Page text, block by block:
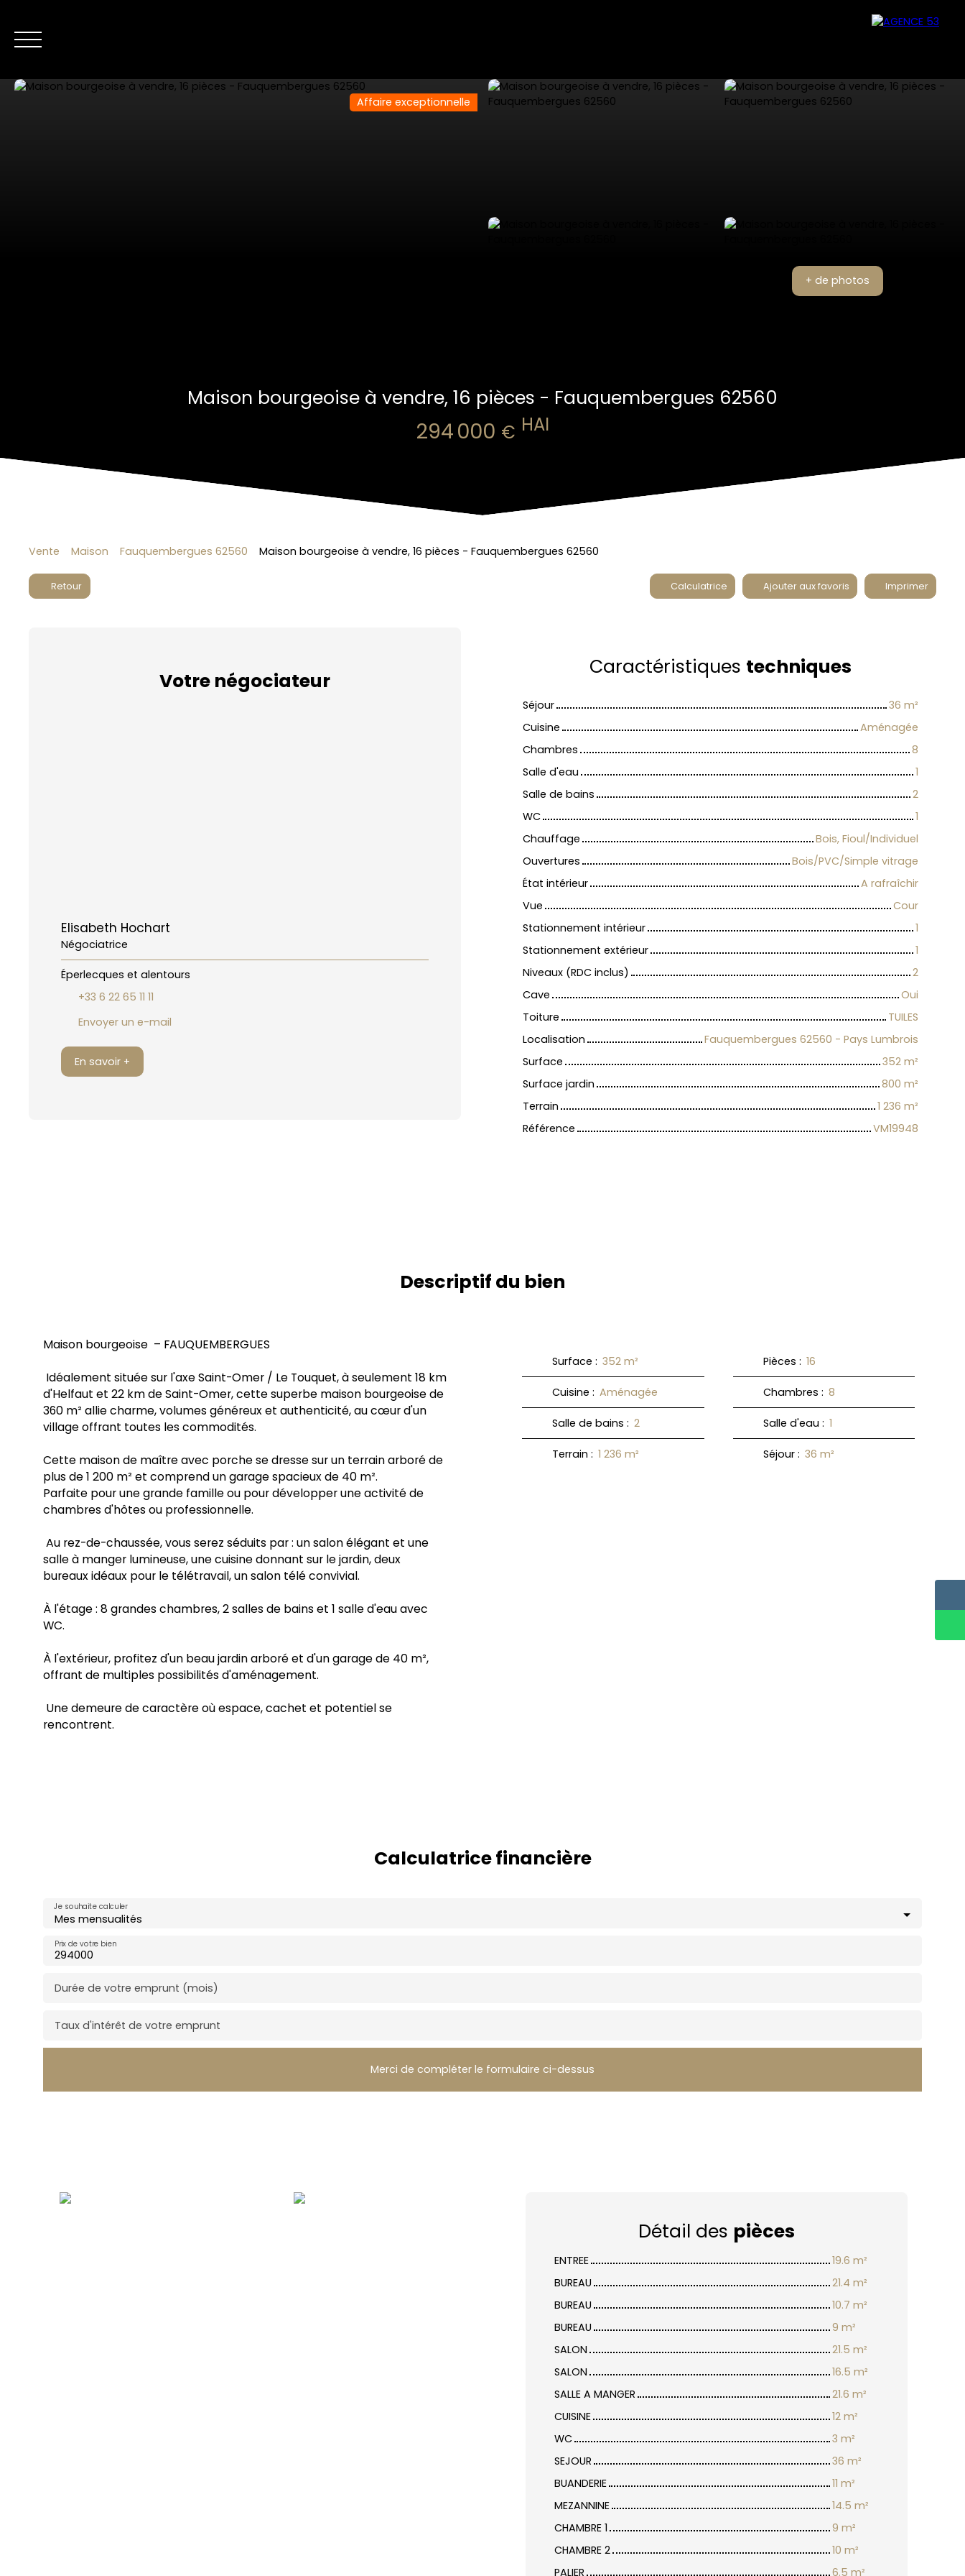
Affaire exceptionnelle
+ de photos
Maison bourgeoise à vendre, 16 pièces - Fauquembergues 62560
294 000 € HAI
Vente Maison Fauquembergues 62560 Maison bourgeoise à vendre, 16 pièces - Fauquembergues 62560
Retour Calculatrice Ajouter aux favoris Imprimer
Votre négociateur
Elisabeth Hochart
Négociatrice
Éperlecques et alentours
+33 6 22 65 11 11
Envoyer un e-mail
En savoir +
Caractéristiques techniques
Séjour 36 m²
Cuisine
Aménagée
Chambres
8
Salle d'eau
1
Salle de bains
2
WC
1
Chauffage
Bois, Fioul/Individuel
Ouvertures
Bois/PVC/Simple vitrage
État intérieur
A rafraîchir
Vue
Cour
Stationnement intérieur
1
Stationnement extérieur
1
Niveaux (RDC inclus)
2
Cave
Oui
Toiture
TUILES
Localisation
Fauquembergues 62560 - Pays Lumbrois
Surface
352 m²
Surface jardin
800 m²
Terrain
1 236 m²
Référence
VM19948
Descriptif du bien
Maison bourgeoise – FAUQUEMBERGUES
Idéalement située sur l'axe Saint-Omer / Le Touquet, à seulement 18 km
d'Helfaut et 22 km de Saint-Omer, cette superbe maison bourgeoise de
360 m² allie charme, volumes généreux et authenticité, au cœur d'un
village offrant toutes les commodités.
Cette maison de maître avec porche se dresse sur un terrain arboré de
plus de 1 200 m² et comprend un garage spacieux de 40 m².
Parfaite pour une grande famille ou pour développer une activité de
chambres d'hôtes ou professionnelle.
Au rez-de-chaussée, vous serez séduits par : un salon élégant et une
salle à manger lumineuse, une cuisine donnant sur le jardin, deux
bureaux idéaux pour le télétravail, un salon télé convivial.
À l'étage : 8 grandes chambres, 2 salles de bains et 1 salle d'eau avec
WC.
À l'extérieur, profitez d'un beau jardin arboré et d'un garage de 40 m²,
offrant de multiples possibilités d'aménagement.
Une demeure de caractère où espace, cachet et potentiel se
rencontrent.
Surface : 352 m² Pièces : 16
Cuisine : Aménagée Chambres : 8
Salle de bains : 2 Salle d'eau : 1
Terrain : 1 236 m² Séjour: 36 m²
Calculatrice financière
Mes mensualités
Je souhaite calculer
Prix de votre bien
Durée de votre emprunt (mois)
Taux d'intérêt de votre emprunt
Merci de compléter le formulaire ci-dessus
Détail des pièces
ENTREE
19.6 m²
BUREAU
21.4 m²
BUREAU
10.7 m²
BUREAU
9 m²
SALON
21.5 m²
SALON
16.5 m²
SALLE A MANGER
21.6 m²
CUISINE
12 m²
WC
3 m²
SEJOUR
36 m²
BUANDERIE
11 m²
MEZANNINE
14.5 m²
CHAMBRE 1
9 m²
CHAMBRE 2
10 m²
PALIER
6.5 m²